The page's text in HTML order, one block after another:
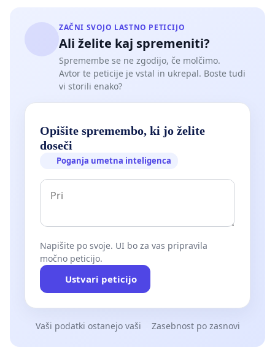
ZAČNI SVOJO LASTNO PETICIJO
Ali želite kaj spremeniti?
Spremembe se ne zgodijo, če molčimo.
Avtor te peticije je vstal in ukrepal. Boste tudi
vi storili enako?
Opišite spremembo, ki jo želite
doseči
Poganja umetna inteligenca
Napišite po svoje. UI bo za vas pripravila
močno peticijo.
Ustvari peticijo
Vaši podatki ostanejo vaši Zasebnost po zasnovi